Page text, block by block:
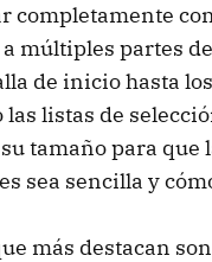
completamente
múltiples partes
de inicio hasta
listas de
tamaño para que
sea sencilla y
más destacan